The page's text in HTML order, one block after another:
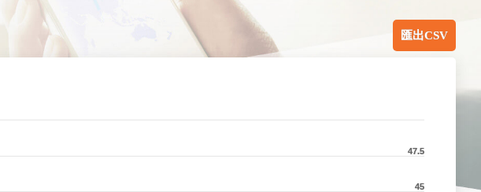
匯出CSV
45
47.5